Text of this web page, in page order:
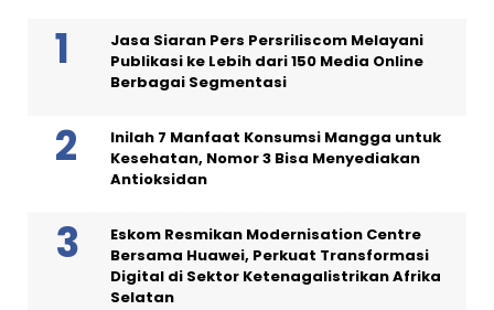
Jasa Siaran Pers Persriliscom Melayani
Publikasi ke Lebih dari 150 Media Online
Berbagai Segmentasi
Inilah 7 Manfaat Konsumsi Mangga untuk
Kesehatan, Nomor 3 Bisa Menyediakan
Antioksidan
Eskom Resmikan Modernisation Centre
Bersama Huawei, Perkuat Transformasi
Digital di Sektor Ketenagalistrikan Afrika
Selatan